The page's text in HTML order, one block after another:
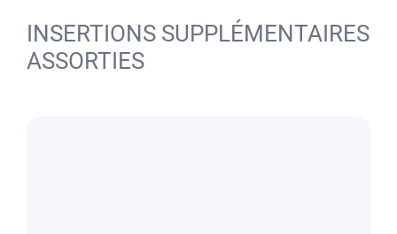
INSERTIONS SUPPLÉMENTAIRES
ASSORTIES